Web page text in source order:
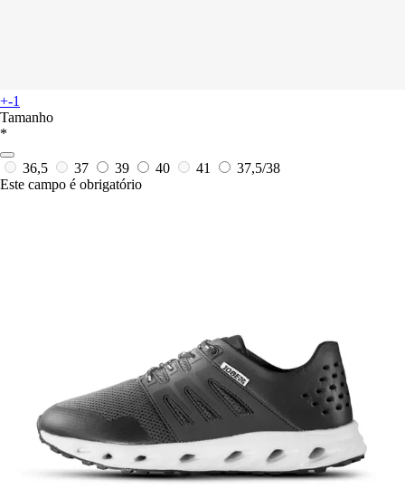
+-1
Tamanho
*
36,5 37 39 40 41
37,5/38
Este campo é obrigatório